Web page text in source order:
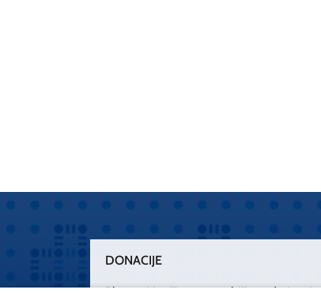
DONACIJE
Plemenitim činom nesebičnog darivanja